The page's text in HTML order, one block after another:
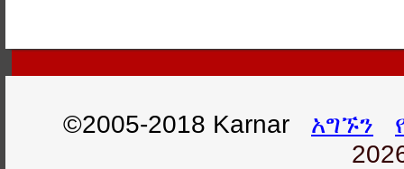
©2005-2018 Karnar አግኙን